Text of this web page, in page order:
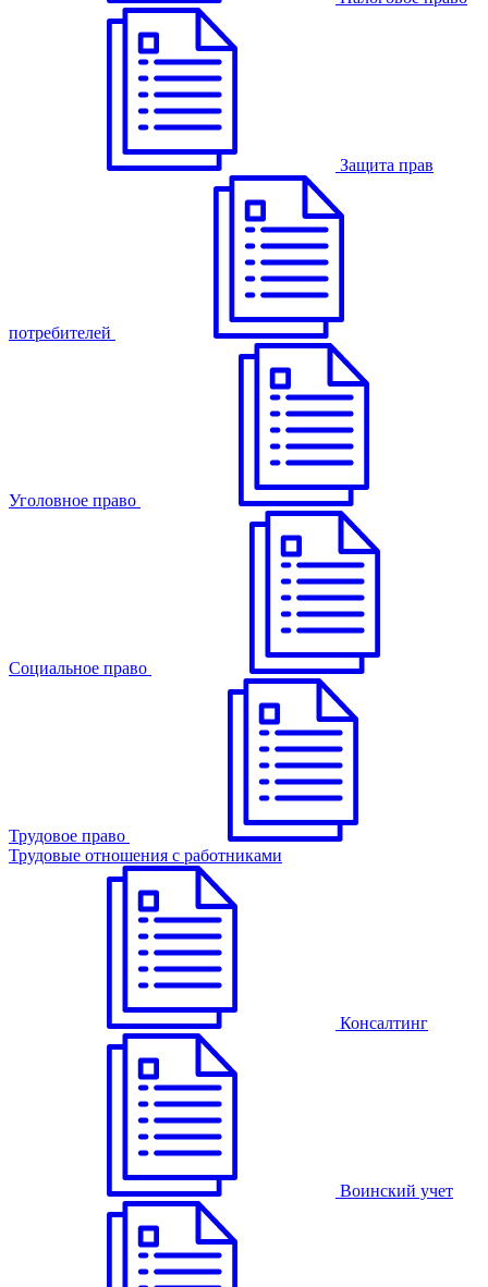
Защита прав
потребителей
Уголовное право
Cоциальное право
Трудовое право
Трудовые отношения с работниками
Консалтинг
Воинский учет